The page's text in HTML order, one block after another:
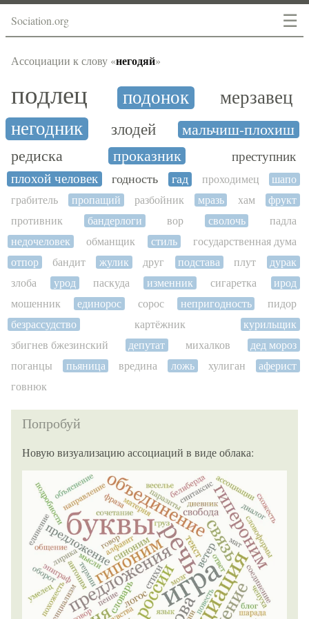
☰
Sociation.org
Ассоциации к слову «негодяй»
подлец подонок
мерзавец
негодник
злодей
мальчиш-плохиш
редиска
проказник
преступник
плохой человек
годность гад проходимец
шапо
грабитель
пропащий разбойник мразь хам
фрукт
противник
бандерлоги вор сволочь
падла
недочеловек
обманщик стиль
государственная дума
отпор
бандит жулик друг подстава плут
дурак
злоба
урод паскуда изменник сигаретка
ирод
мошенник
единорос сорос непригодность
пидор
безрассудство
картёжник
курильщик
збигнев бжезинский
депутат михалков
дед мороз
поганцы
пьяница вредина ложь хулиган
аферист
говнюк
Попробуй
Новую визуализацию ассоциаций в виде облака: